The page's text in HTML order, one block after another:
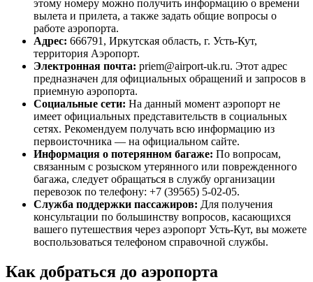
этому номеру можно получить информацию о времени
вылета и прилета, а также задать общие вопросы о
работе аэропорта.
Адрес: 666791, Иркутская область, г. Усть-Кут,
территория Аэропорт.
Электронная почта: priem@airport-uk.ru. Этот адрес
предназначен для официальных обращений и запросов в
приемную аэропорта.
Социальные сети: На данный момент аэропорт не
имеет официальных представительств в социальных
сетях. Рекомендуем получать всю информацию из
первоисточника — на официальном сайте.
Информация о потерянном багаже: По вопросам,
связанным с розыском утерянного или поврежденного
багажа, следует обращаться в службу организации
перевозок по телефону: +7 (39565) 5-02-05.
Служба поддержки пассажиров: Для получения
консультации по большинству вопросов, касающихся
вашего путешествия через аэропорт Усть-Кут, вы можете
воспользоваться телефоном справочной службы.
Как добраться до аэропорта